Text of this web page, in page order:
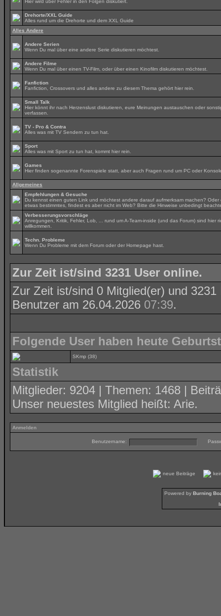
Hier wird über Fehler in den Folgen diskutiert.
Drehorte/XXL Guide
Alles rund um die Drehorte und dem XXL Guide
Alles Andere
Andere Serien
Wenn Du mal über eine andere Serie diskutieren möchtest.
Andere Filme
Wenn Du mal über einen TV-Film, oder über einen Kinofilm diskutieren möchtest.
Fanfiction
Fanfiction, Crossovers und alles andere zu diesem Thema gehört hier rein.
Small Talk
Hier könnt ihr nach Herzenslust diskutieren, eure Meinungen austauschen oder
verfassen.
TV - Pro & Contra
Alles was mit TV Sendern zu tun hat.
Sport
Alles was mit Sport zu tun hat, kommt hier rein.
Games
Hier finden sogenannte Forenspiele statt, aber auch Fragen rund um PC oder
Allgemeines
Empfehlungen & Gesuche
Du kennst einen guten Link und möchtest andere darauf aufmerksam machen? Oder
etwas bestimmtes, findest es aber nicht im Web? Bitte die Hinweise unbedingt
Verbesserungsvorschläge
Anregungen, Kritik, Fehler, Lob, ... rund um A-Team-inside (und das Forum) sind hier
willkommen.
Techn. Probleme
Wenn Du Probleme mit dem Forum oder der Homepage hast.
Zur Zeit ist/sind 3231 User online.
Zur Zeit ist/sind 0 Mitglied(er) und
Benutzer am 26.04.2026 07:39.
Folgende User haben heute
SKmp (38)
Statistik
Mitglieder: 9204 | Themen: 1468 |
Unser neuestes Mitglied heißt: Arie.
Anmelden
Benutzername:
neue Beiträge
Powered by Burning